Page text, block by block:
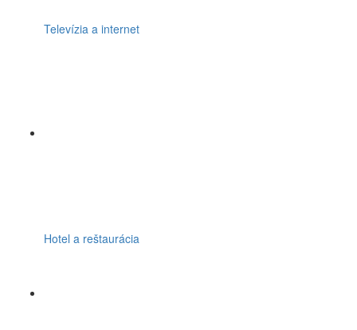
Televízia a internet
Hotel a reštaurácia